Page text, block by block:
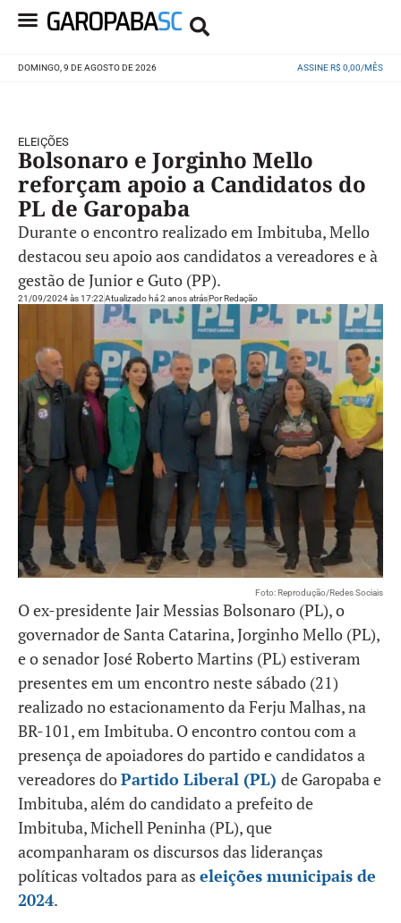
DOMINGO, 9 DE AGOSTO DE 2026 ASSINE R$ 0,00/MÊS
ELEIÇÕES
Bolsonaro e Jorginho Mello
reforçam apoio a Candidatos do
PL de Garopaba
Durante o encontro realizado em Imbituba, Mello
destacou seu apoio aos candidatos a vereadores e à
gestão de Junior e Guto (PP).
21/09/2024 às 17:22Atualizado há 2 anos atrásPorRedação
Foto: Reprodução/Redes Sociais
O ex-presidente Jair Messias Bolsonaro (PL), o
governador de Santa Catarina, Jorginho Mello (PL),
e o senador José Roberto Martins (PL) estiveram
presentes em um encontro neste sábado (21)
realizado no estacionamento da Ferju Malhas, na
BR-101, em Imbituba. O encontro contou com a
presença de apoiadores do partido e candidatos a
vereadores doPartido Liberal (PL) de Garopaba e
Imbituba, além do candidato a prefeito de
Imbituba, Michell Peninha (PL), que
acompanharam os discursos das lideranças
políticas voltados para as eleições municipais de
2024.